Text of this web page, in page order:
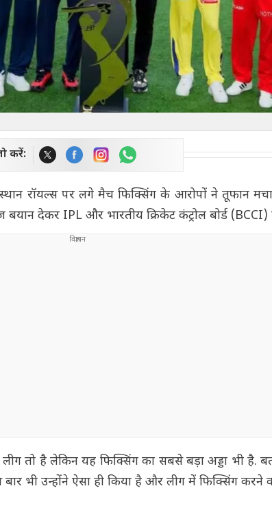
करें:
रॉयल्स पर लगे मैच फिक्सिंग के आरोपों ने तूफान
देकर IPL और भारतीय क्रिकेट कंट्रोल बोर्ड
तो है लेकिन यह फिक्सिंग का सबसे बड़ा अड्डा भी है.
भी उन्होंने ऐसा ही किया है और लीग में फिक्सिंग करने